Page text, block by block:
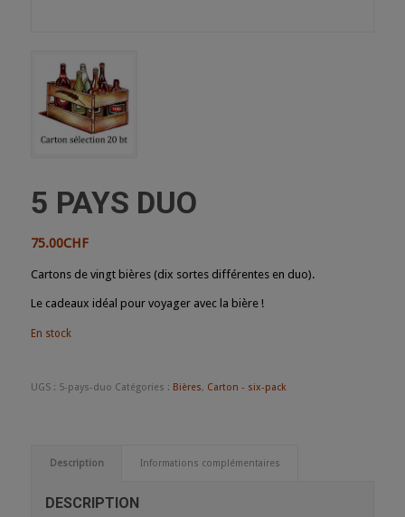
5 PAYS DUO
75.00CHF
Cartons de vingt bières (dix sortes différentes en duo).
Le cadeaux idéal pour voyager avec la bière !
En stock
UGS : 5-pays-duo Catégories : Bières, Carton - six-pack
Description Informations complémentaires
DESCRIPTION